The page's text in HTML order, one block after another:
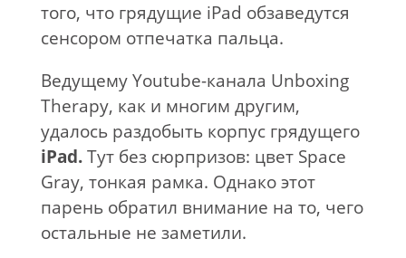
того, что грядущие iPad обзаведутся
сенсором отпечатка пальца.
Ведущему Youtube-канала Unboxing
Therapy, как и многим другим,
удалось раздобыть корпус грядущего
iPad.Тут без сюрпризов: цвет Space
Gray, тонкая рамка. Однако этот
парень обратил внимание на то, чего
остальные не заметили.